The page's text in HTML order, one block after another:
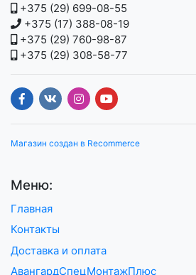
+375 (29) 699-08-55
+375 (17) 388-08-19
+375 (29) 760-98-87
+375 (29) 308-58-77
Магазин создан в Recommerce
Меню:
Главная
Контакты
Доставка и оплата
АвангардСпецМонтажПлюс